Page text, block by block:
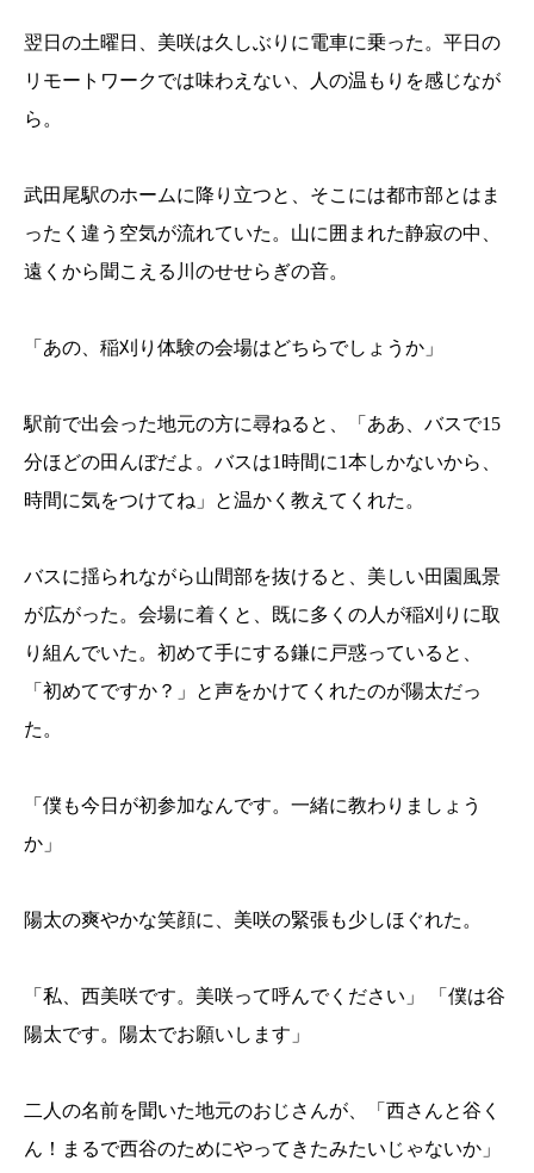
翌日の土曜日、美咲は久しぶりに電車に乗った。平日の
リモートワークでは味わえない、人の温もりを感じなが
ら。
武田尾駅のホームに降り立つと、そこには都市部とはま
ったく違う空気が流れていた。山に囲まれた静寂の中、
遠くから聞こえる川のせせらぎの音。
「あの、稲刈り体験の会場はどちらでしょうか」
駅前で出会った地元の方に尋ねると、「ああ、バスで15
分ほどの田んぼだよ。バスは1時間に1本しかないから、
時間に気をつけてね」と温かく教えてくれた。
バスに揺られながら山間部を抜けると、美しい田園風景
が広がった。会場に着くと、既に多くの人が稲刈りに取
り組んでいた。初めて手にする鎌に戸惑っていると、
「初めてですか？」と声をかけてくれたのが陽太だっ
た。
「僕も今日が初参加なんです。一緒に教わりましょう
か」
陽太の爽やかな笑顔に、美咲の緊張も少しほぐれた。
「私、西美咲です。美咲って呼んでください」 「僕は谷
陽太です。陽太でお願いします」
二人の名前を聞いた地元のおじさんが、「西さんと谷く
ん！まるで西谷のためにやってきたみたいじゃないか」